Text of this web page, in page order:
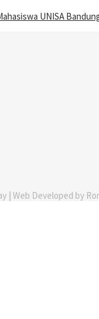
UNISA
| Web Developed by